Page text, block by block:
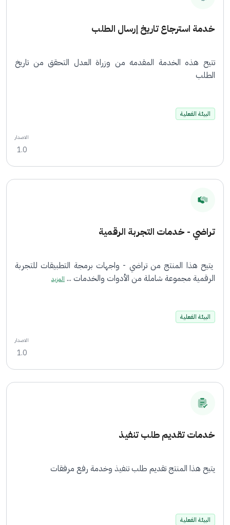
خدمة استرجاع تاريخ إرسال الطلب
تتيح هذه الخدمة المقدمه من وزراة العدل التحقق من تاريخ
الطلب
البيئة الفعلية
الاصدار
1.0
تراضي - خدمات التجربة الرقمية
يتيح هذا المنتج من تراضي - واجهات برمجة التطبيقات للتجربة
الرقمية مجموعة شاملة من الأدوات والخدمات ... المزيد
البيئة الفعلية
الاصدار
1.0
خدمات تقديم طلب تنفيذ
يتيح هذا المنتج تقديم طلب تنفيذ وخدمة رفع مرفقات
البيئة الفعلية